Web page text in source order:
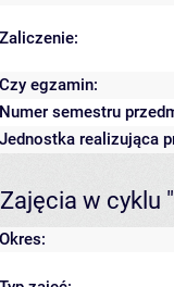
Zaliczenie:
Czy egzamin:
Numer semestru
Jednostka realizująca
Zajęcia w cyklu
Okres: